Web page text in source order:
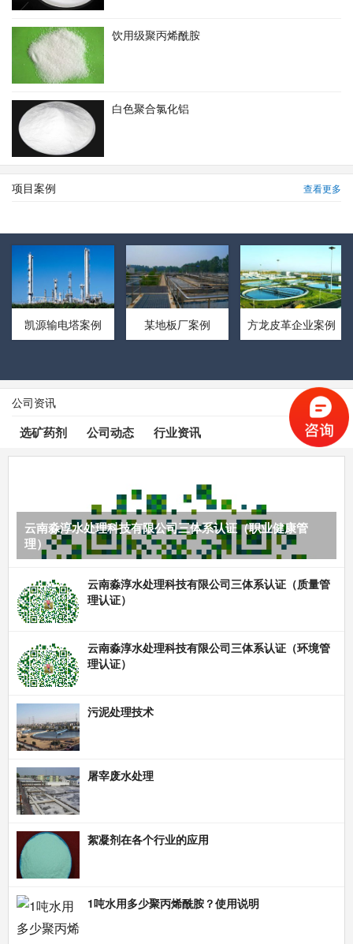
饮用级聚丙烯酰胺
白色聚合氯化铝
查看更多
项目案例
凯源输电塔案例 某地板厂案例 方龙皮革企业案例
查看更多
公司资讯
选矿药剂 公司动态 行业资讯
云南淼淳水处理科技有限公司三体系认证（职业健康管
理）
云南淼淳水处理科技有限公司三体系认证（质量管
理认证）
云南淼淳水处理科技有限公司三体系认证（环境管
理认证）
污泥处理技术
屠宰废水处理
絮凝剂在各个行业的应用
1吨水用多少聚丙烯酰胺？使用说明